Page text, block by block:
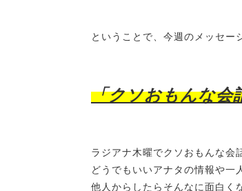
ということで、今週のメッセー
「クソおもんな会
ラジアナ木曜でクソおもんな会
どうでもいいアナタの情報や一
他人からしたらそんなに面白く